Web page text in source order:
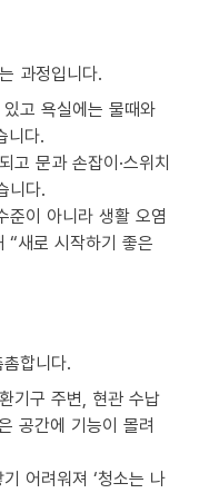
과정입니다.
고 욕실에는 물때와
니다.
고 문과 손잡이·스위치
니다.
준이 아니라 생활 오염
“새로 시작하기 좋은
합니다.
기구 주변, 현관 수납
공간에 기능이 몰려
어려워져 ‘청소는 나